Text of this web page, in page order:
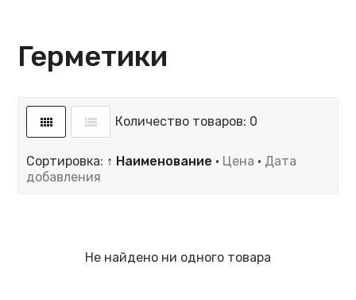
Герметики
Количество товаров: 0
Сортировка: ↑ Наименование · Цена · Дата
добавления
Не найдено ни одного товара